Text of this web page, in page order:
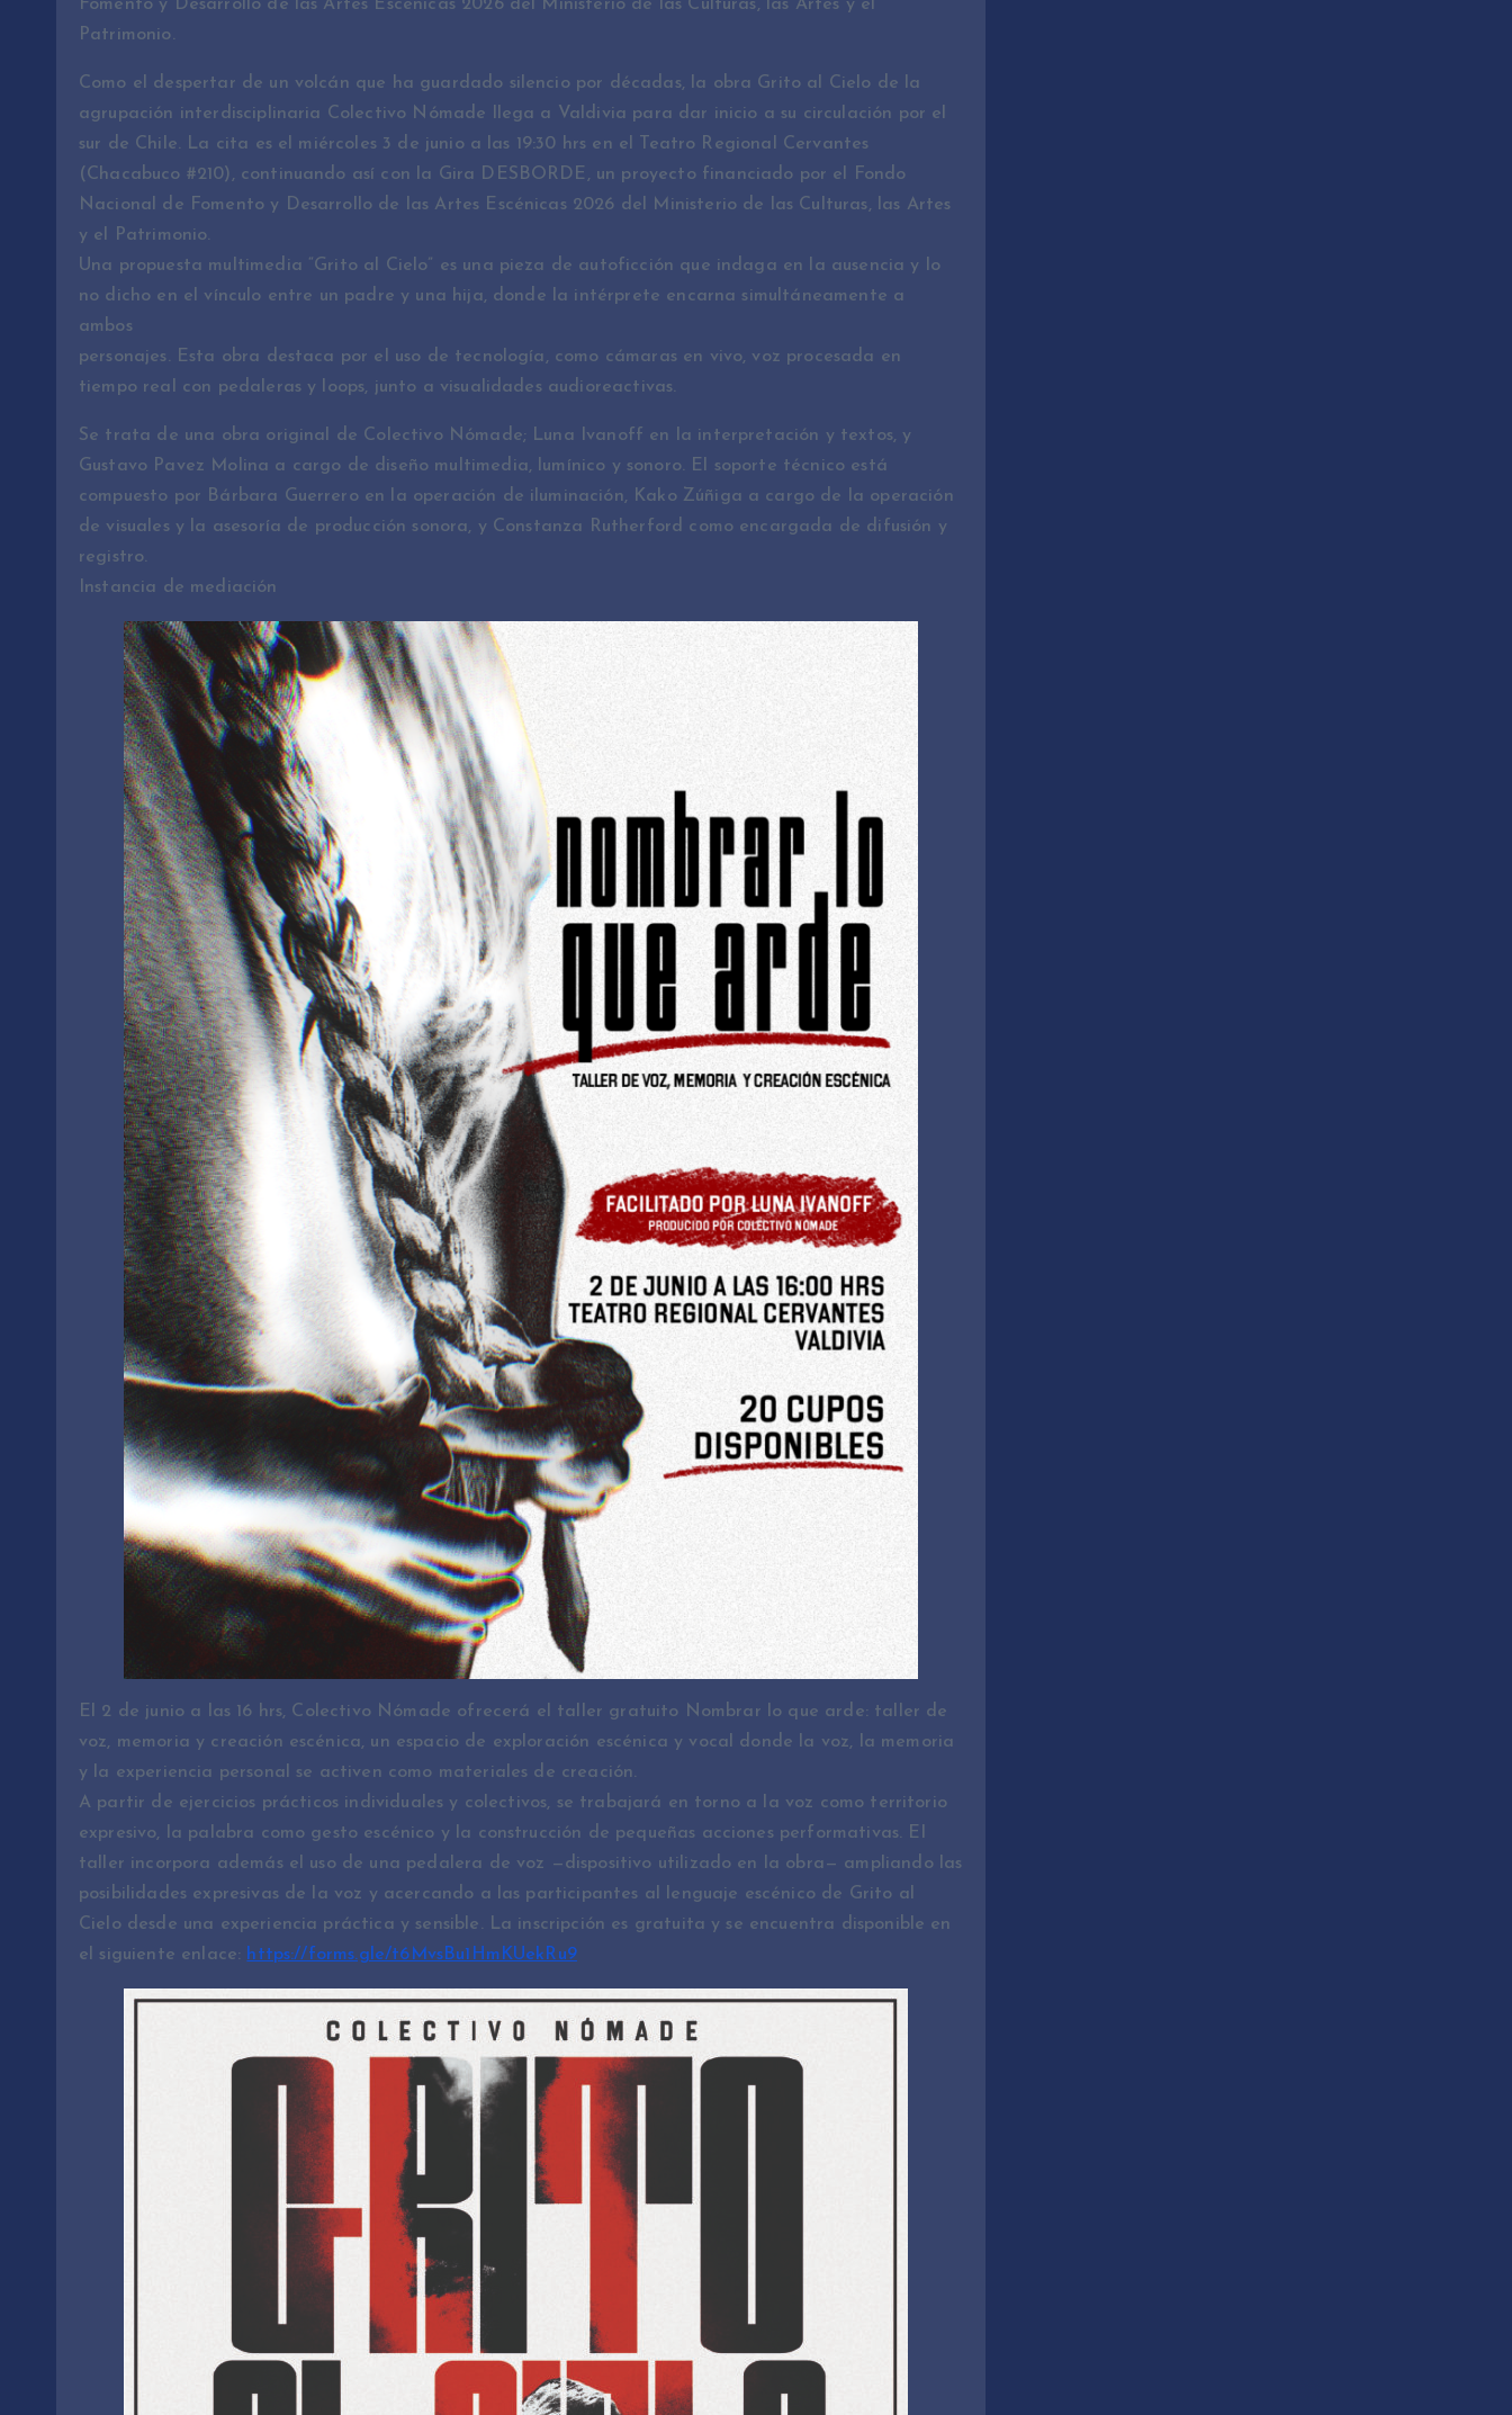
Fomento y Desarrollo de las Artes Escénicas 2026 del Ministerio de las Culturas, las Artes y el
Patrimonio.
Como el despertar de un volcán que ha guardado silencio por décadas, la obra Grito al Cielo de la
agrupación interdisciplinaria Colectivo Nómade llega a Valdivia para dar inicio a su circulación por el
sur de Chile. La cita es el miércoles 3 de junio a las 19:30 hrs en el Teatro Regional Cervantes
(Chacabuco #210), continuando así con la Gira DESBORDE, un proyecto financiado por el Fondo
Nacional de Fomento y Desarrollo de las Artes Escénicas 2026 del Ministerio de las Culturas, las Artes
y el Patrimonio.
Una propuesta multimedia “Grito al Cielo” es una pieza de autoficción que indaga en la ausencia y lo
no dicho en el vínculo entre un padre y una hija, donde la intérprete encarna simultáneamente a
ambos
personajes. Esta obra destaca por el uso de tecnología, como cámaras en vivo, voz procesada en
tiempo real con pedaleras y loops, junto a visualidades audioreactivas.
Se trata de una obra original de Colectivo Nómade; Luna Ivanoff en la interpretación y textos, y
Gustavo Pavez Molina a cargo de diseño multimedia, lumínico y sonoro. El soporte técnico está
compuesto por Bárbara Guerrero en la operación de iluminación, Kako Zúñiga a cargo de la operación
de visuales y la asesoría de producción sonora, y Constanza Rutherford como encargada de difusión y
registro.
Instancia de mediación
El 2 de junio a las 16 hrs, Colectivo Nómade ofrecerá el taller gratuito Nombrar lo que arde: taller de
voz, memoria y creación escénica, un espacio de exploración escénica y vocal donde la voz, la memoria
y la experiencia personal se activen como materiales de creación.
A partir de ejercicios prácticos individuales y colectivos, se trabajará en torno a la voz como territorio
expresivo, la palabra como gesto escénico y la construcción de pequeñas acciones performativas. El
taller incorpora además el uso de una pedalera de voz —dispositivo utilizado en la obra— ampliando las
posibilidades expresivas de la voz y acercando a las participantes al lenguaje escénico de Grito al
Cielo desde una experiencia práctica y sensible. La inscripción es gratuita y se encuentra disponible en
el siguiente enlace: https://forms.gle/t6MvsBu1HmKUekRu9